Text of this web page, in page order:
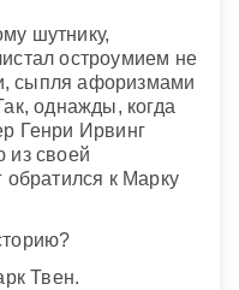
шутнику,
остроумием не
сыпля афоризмами
однажды, когда
Генри Ирвинг
из своей
обратился к Марку
Твен.